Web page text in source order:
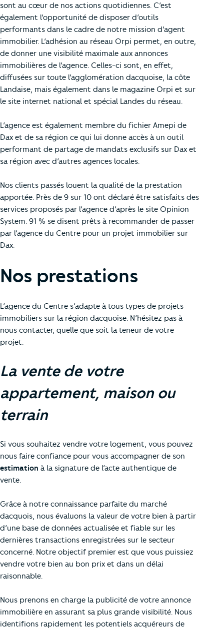
sont au cœur de nos actions quotidiennes. C’est
également l’opportunité de disposer d’outils
performants dans le cadre de notre mission d’agent
immobilier. L’adhésion au réseau Orpi permet, en outre,
de donner une visibilité maximale aux annonces
immobilières de l’agence. Celles-ci sont, en effet,
diffusées sur toute l’agglomération dacquoise, la côte
Landaise, mais également dans le magazine Orpi et sur
le site internet national et spécial Landes du réseau.
L’agence est également membre du fichier Amepi de
Dax et de sa région ce qui lui donne accès à un outil
performant de partage de mandats exclusifs sur Dax et
sa région avec d’autres agences locales.
Nos clients passés louent la qualité de la prestation
apportée. Près de 9 sur 10 ont déclaré être satisfaits des
services proposés par l’agence d’après le site Opinion
System. 91 % se disent prêts à recommander de passer
par l’agence du Centre pour un projet immobilier sur
Dax.
Nos prestations
L’agence du Centre s’adapte à tous types de projets
immobiliers sur la région dacquoise. N’hésitez pas à
nous contacter, quelle que soit la teneur de votre
projet.
La vente de votre
appartement, maison ou
terrain
Si vous souhaitez vendre votre logement, vous pouvez
nous faire confiance pour vous accompagner de son
estimation à la signature de l’acte authentique de
vente.
Grâce à notre connaissance parfaite du marché
dacquois, nous évaluons la valeur de votre bien à partir
d’une base de données actualisée et fiable sur les
dernières transactions enregistrées sur le secteur
concerné. Notre objectif premier est que vous puissiez
vendre votre bien au bon prix et dans un délai
raisonnable.
Nous prenons en charge la publicité de votre annonce
immobilière en assurant sa plus grande visibilité. Nous
identifions rapidement les potentiels acquéreurs de